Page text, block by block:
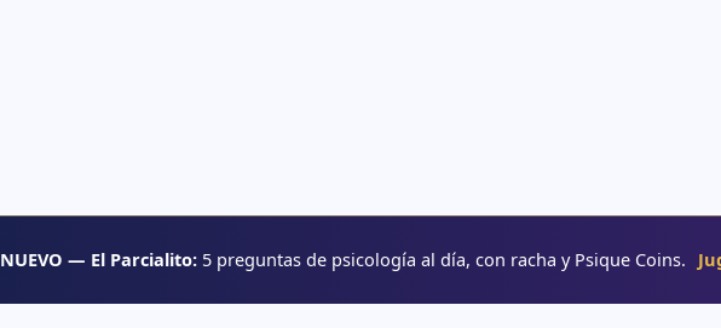
NUEVO — El Parcialito:5 preguntas de psicología al día, con racha y Psique Coins.